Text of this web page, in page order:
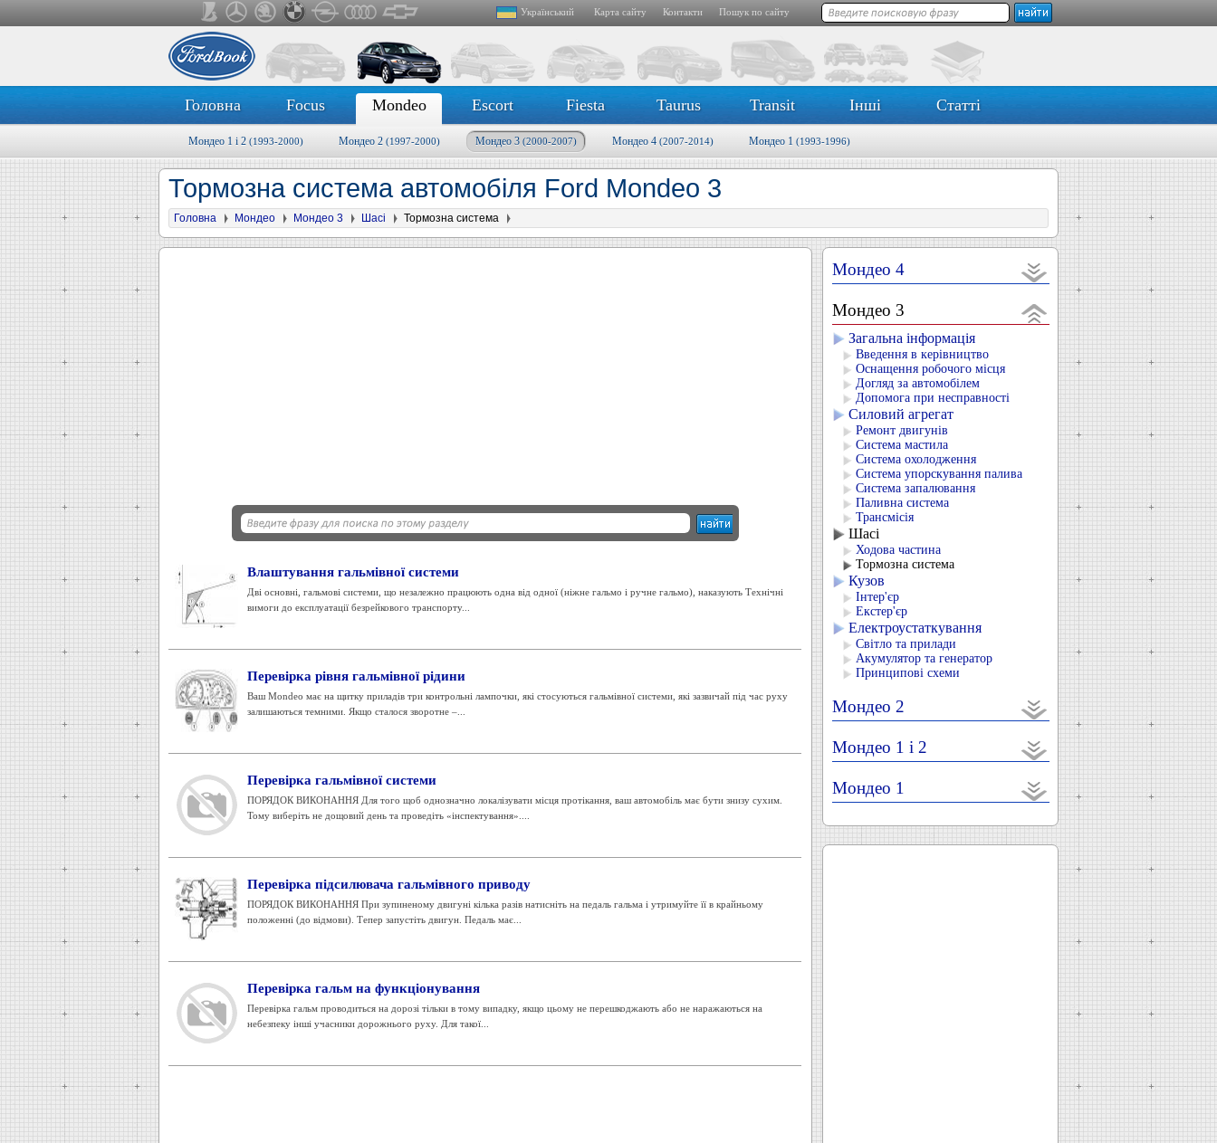
Український Карта сайту Контакти Пошук по сайту
Головна Focus Mondeo Escort Fiesta Taurus Transit Інші Статті
Мондео 1 і 2 (1993-2000) Мондео 2 (1997-2000) Мондео 3 (2000-2007) Мондео 4 (2007-2014) Мондео 1 (1993-1996)
Тормозна система автомобіля Ford Mondeo 3
Головна Мондео Мондео 3 Шасі Тормозна система
Влаштування гальмівної системи
Дві основні, гальмові системи, що незалежно працюють одна від одної (ніжне гальмо і ручне гальмо), наказують Технічні
вимоги до експлуатації безрейкового транспорту...
Перевірка рівня гальмівної рідини
Ваш Mondeo має на щитку приладів три контрольні лампочки, які стосуються гальмівної системи, які зазвичай під час руху
залишаються темними. Якщо сталося зворотне –...
Перевірка гальмівної системи
ПОРЯДОК ВИКОНАННЯ Для того щоб однозначно локалізувати місця протікання, ваш автомобіль має бути знизу сухим.
Тому виберіть не дощовий день та проведіть «інспектування»....
Перевірка підсилювача гальмівного приводу
ПОРЯДОК ВИКОНАННЯ При зупиненому двигуні кілька разів натисніть на педаль гальма і утримуйте її в крайньому
положенні (до відмови). Тепер запустіть двигун. Педаль має...
Перевірка гальм на функціонування
Перевірка гальм проводиться на дорозі тільки в тому випадку, якщо цьому не перешкоджають або не наражаються на
небезпеку інші учасники дорожнього руху. Для такої...
Мондео 4
Мондео 3
Загальна інформація
Введення в керівництво
Оснащення робочого місця
Догляд за автомобілем
Допомога при несправності
Силовий агрегат
Ремонт двигунів
Система мастила
Система охолодження
Система упорскування палива
Система запалювання
Паливна система
Трансмісія
Шасі
Ходова частина
Тормозна система
Кузов
Інтер'єр
Екстер'єр
Електроустаткування
Світло та прилади
Акумулятор та генератор
Принципові схеми
Мондео 2
Мондео 1 і 2
Мондео 1